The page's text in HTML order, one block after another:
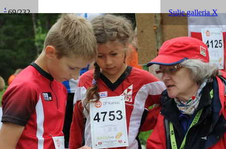
69/232 Sulje galleria X
‹